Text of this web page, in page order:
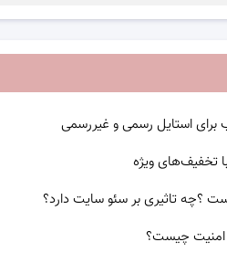
استایل رسمی و غیررسمی
تخفیف‌های ویژه